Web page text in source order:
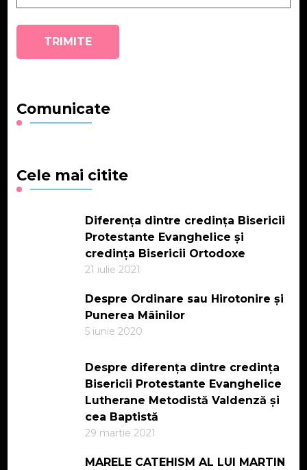
Comunicate
Cele mai citite
Diferența dintre credința Bisericii
Protestante Evanghelice și
credința Bisericii Ortodoxe
21 iulie 2021
Despre Ordinare sau Hirotonire și
Punerea Mâinilor
5 iunie 2020
Despre diferența dintre credința
Bisericii Protestante Evanghelice
Lutherane Metodistă Valdenză și
cea Baptistă
29 martie 2021
MARELE CATEHISM AL LUI MARTIN